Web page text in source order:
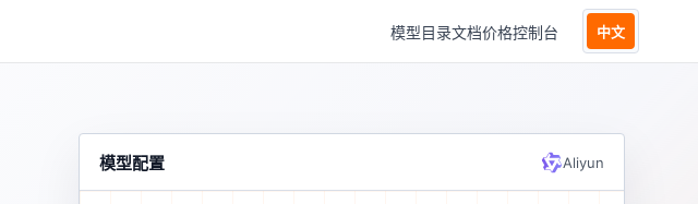
模型目录文档价格控制台 中文
模型配置 Aliyun